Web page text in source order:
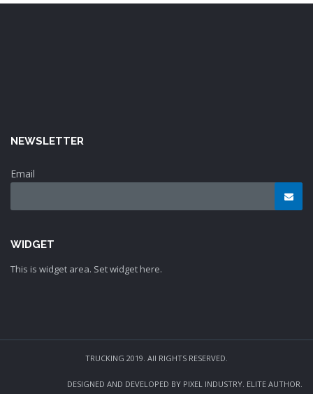
NEWSLETTER
Email
WIDGET
This is widget area. Set widget here.
TRUCKING 2019. All RIGHTS RESERVED.
DESIGNED AND DEVELOPED BY PIXEL INDUSTRY. ELITE AUTHOR.